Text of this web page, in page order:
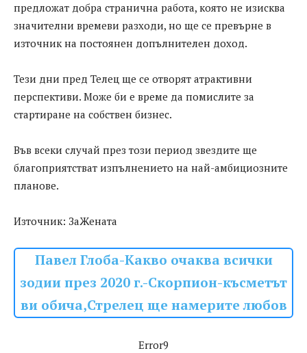
предложат добра странична работа, която не изисква
значителни времеви разходи, но ще се превърне в
източник на постоянен допълнителен доход.
Тези дни пред Телец ще се отворят атрактивни
перспективи. Може би е време да помислите за
стартиране на собствен бизнес.
Във всеки случай през този период звездите ще
благоприятстват изпълнението на най-амбициозните
планове.
Източник: ЗаЖената
Павел Глоба-Какво очаква всички
зодии през 2020 г.-Скорпион-късметът
ви обича,Стрелец ще намерите любов
Error9